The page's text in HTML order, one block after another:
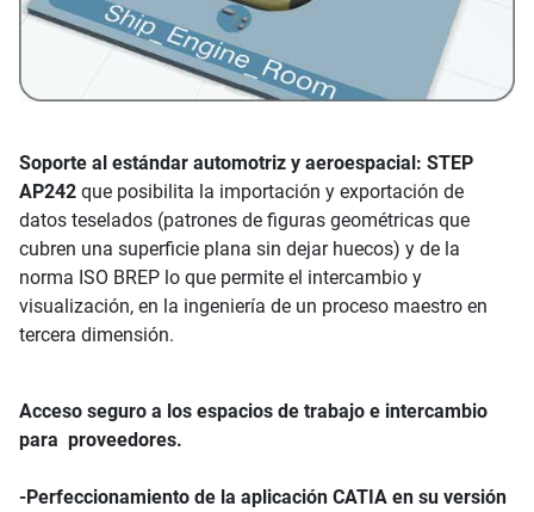
Soporte al estándar automotriz y aeroespacial: STEP
AP242 que posibilita la importación y exportación de
datos teselados (patrones de figuras geométricas que
cubren una superficie plana sin dejar huecos) y de la
norma ISO BREP lo que permite el intercambio y
visualización, en la ingeniería de un proceso maestro en
tercera dimensión.
Acceso seguro a los espacios de trabajo e intercambio
para proveedores.
-Perfeccionamiento de la aplicación CATIA en su versión